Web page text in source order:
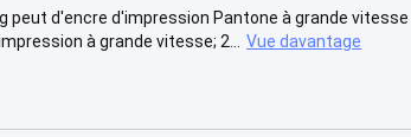
peut d'encre d'impression Pantone à grande
à grande vitesse; 2...
Vue davantage